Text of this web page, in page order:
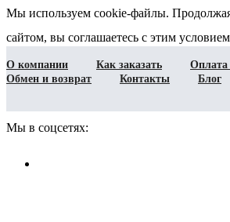
Мы используем cookie-файлы. Продолжая
сайтом, вы соглашаетесь с этим условием
О компании Как заказать
Оплата
Обмен и возврат
Контакты
Блог
Мы в соцсетях: